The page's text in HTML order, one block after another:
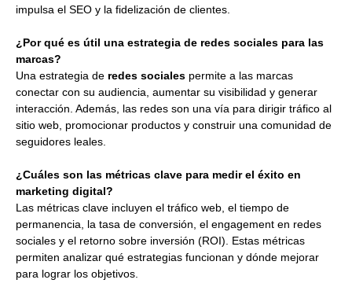
impulsa el SEO y la fidelización de clientes.
¿Por qué es útil una estrategia de redes sociales para las
marcas?
Una estrategia de redes sociales permite a las marcas
conectar con su audiencia, aumentar su visibilidad y generar
interacción. Además, las redes son una vía para dirigir tráfico al
sitio web, promocionar productos y construir una comunidad de
seguidores leales.
¿Cuáles son las métricas clave para medir el éxito en
marketing digital?
Las métricas clave incluyen el tráfico web, el tiempo de
permanencia, la tasa de conversión, el engagement en redes
sociales y el retorno sobre inversión (ROI). Estas métricas
permiten analizar qué estrategias funcionan y dónde mejorar
para lograr los objetivos.